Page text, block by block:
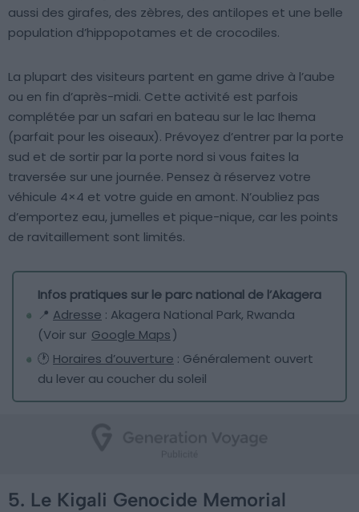
aussi des girafes, des zèbres, des antilopes et une belle
population d’hippopotames et de crocodiles.
La plupart des visiteurs partent en game drive à l’aube
ou en fin d’après-midi. Cette activité est parfois
complétée par un safari en bateau sur le lac Ihema
(parfait pour les oiseaux). Prévoyez d’entrer par la porte
sud et de sortir par la porte nord si vous faites la
traversée sur une journée. Pensez à réservez votre
véhicule 4×4 et votre guide en amont. N’oubliez pas
d’emportez eau, jumelles et pique-nique, car les points
de ravitaillement sont limités.
Infos pratiques sur le parc national de l’Akagera
📍 Adresse : Akagera National Park, Rwanda
(Voir sur Google Maps)
🕐 Horaires d’ouverture : Généralement ouvert
du lever au coucher du soleil
5. Le Kigali Genocide Memorial